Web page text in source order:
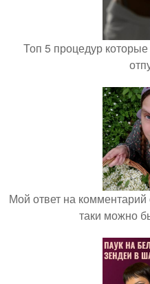
Топ 5 процедур
Мой ответ на
таки можно